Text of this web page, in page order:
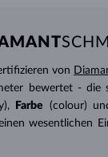
von
bewertet - die
Farbe (colour)
wesentlichen